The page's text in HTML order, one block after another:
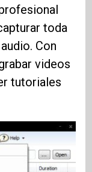
toda
Con
videos
tutoriales